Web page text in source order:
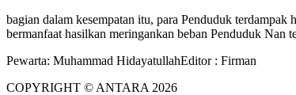
bagian dalam kesempatan itu, para Penduduk
bermanfaat hasilkan meringankan beban Penduduk Nan
Pewarta: Muhammad HidayatullahEditor : Firman
COPYRIGHT © ANTARA 2026